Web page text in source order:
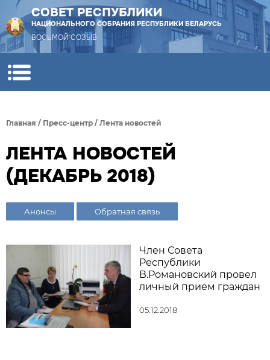
СОВЕТ РЕСПУБЛИКИ
НАЦИОНАЛЬНОГО СОБРАНИЯ РЕСПУБЛИКИ БЕЛАРУСЬ
ВОСЬМОЙ СОЗЫВ
Главная / Пресс-центр / Лента новостей
ЛЕНТА НОВОСТЕЙ
(ДЕКАБРЬ 2018)
Анонсы Обратная связь
Член Совета
Республики
В.Романовский провел
личный прием граждан
05.12.2018